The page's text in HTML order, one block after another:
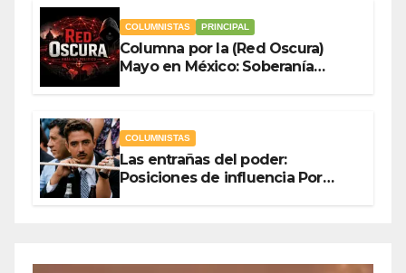
COLUMNISTAS PRINCIPAL
Columna por la (Red Oscura)
Mayo en México: Soberanía
COLUMNISTAS
Las entrañas del poder:
Posiciones de influencia Por